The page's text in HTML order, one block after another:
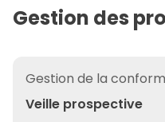
Gestion des
Gestion de la
Veille prospective